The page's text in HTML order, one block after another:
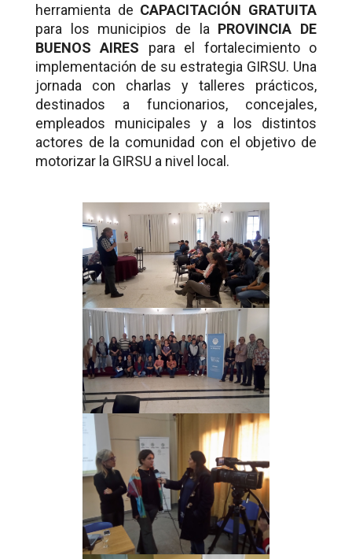
herramienta de CAPACITACIÓN GRATUITA
para los municipios de la PROVINCIA DE
BUENOS AIRES para el fortalecimiento o
implementación de su estrategia GIRSU. Una
jornada con charlas y talleres prácticos,
destinados a funcionarios, concejales,
empleados municipales y a los distintos
actores de la comunidad con el objetivo de
motorizar la GIRSU a nivel local.